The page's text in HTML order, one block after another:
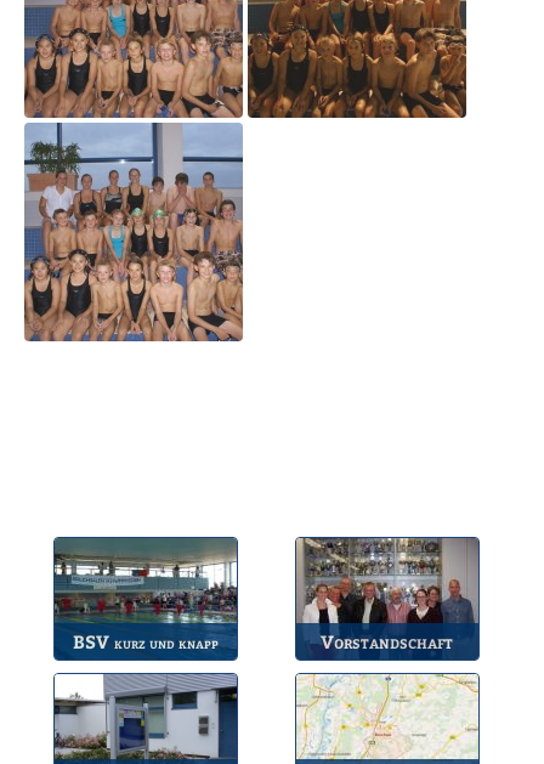
BSV kurz und knapp
Die wichtigsten Infos
zum BSV.
Vorstandschaft
Unsere amtierende
Vorstandschaft.